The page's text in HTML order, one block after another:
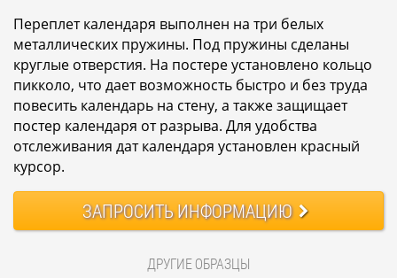
Переплет календаря выполнен на три белых
металлических пружины. Под пружины сделаны
круглые отверстия. На постере установлено кольцо
пикколо, что дает возможность быстро и без труда
повесить календарь на стену, а также защищает
постер календаря от разрыва. Для удобства
отслеживания дат календаря установлен красный
курсор.
ЗАПРОСИТЬИНФОРМАЦИЮ
ДРУГИЕ ОБРАЗЦЫ